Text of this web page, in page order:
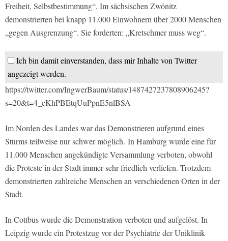
Freiheit, Selbstbestimmung“. Im sächsischen Zwönitz
demonstrierten bei knapp 11.000 Einwohnern über 2000 Menschen
„gegen Ausgrenzung“. Sie forderten: „Kretschmer muss weg“.
Ich bin damit einverstanden, dass mir Inhalte von Twitter
angezeigt werden.
https://twitter.com/IngwerBaum/status/1487427237808906245?
s=20&t=4_cKhPBEtqUuPpnE5nlBSA
Im Norden des Landes war das Demonstrieren aufgrund eines
Sturms teilweise nur schwer möglich. In Hamburg wurde eine für
11.000 Menschen angekündigte Versammlung verboten, obwohl
die Proteste in der Stadt immer sehr friedlich verliefen. Trotzdem
demonstrierten zahlreiche Menschen an verschiedenen Orten in der
Stadt.
In Cottbus wurde die Demonstration verboten und aufgelöst. In
Leipzig wurde ein Protestzug vor der Psychiatrie der Uniklinik